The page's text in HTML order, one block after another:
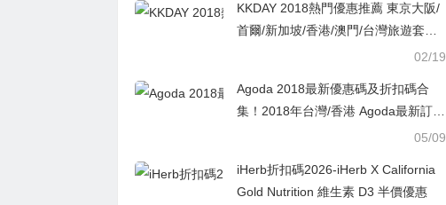
KKDAY 2018熱門優惠推薦 東京大阪/
首爾/新加坡/香港/澳門/台灣旅遊套票
02/19
Agoda 2018最新優惠碼及折扣碼合
集！2018年台灣/香港 Agoda最新訂房
折扣碼/優惠代碼/折扣代碼/各大銀行
05/09
iHerb折扣碼2026-iHerb X California
Gold Nutrition 維生素 D3 半價優惠